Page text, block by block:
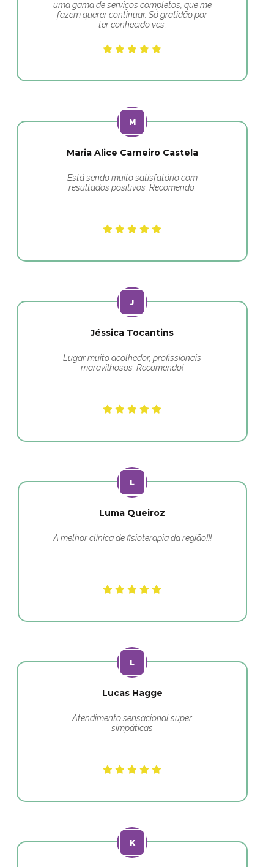
uma gama de serviços completos, que me
fazem querer continuar. Só gratidão por
ter conhecido vcs.
Maria Alice Carneiro Castela
Está sendo muito satisfatório com
resultados positivos. Recomendo.
Jéssica Tocantins
Lugar muito acolhedor, profissionais
maravilhosos. Recomendo!
Luma Queiroz
A melhor clínica de fisioterapia da região!!!
Lucas Hagge
Atendimento sensacional super
simpáticas